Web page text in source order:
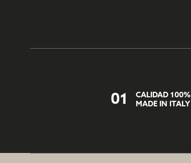
01
CALIDAD 100%
MADE IN ITALY